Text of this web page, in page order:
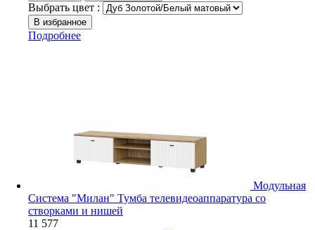
Выбрать цвет :
Подробнее
Модульная
Система "Милан" Тумба телевидеоаппаратура со
створками и нишей
11 577